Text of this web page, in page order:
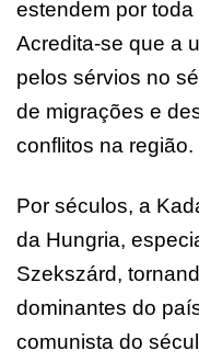
estendem por
Acredita-se que a
pelos sérvios no
de migrações e
conflitos na região.
Por séculos, a
da Hungria,
Szekszárd,
dominantes do
comunista do